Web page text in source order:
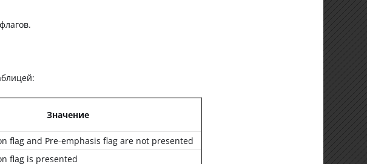
Значение
flag and Pre-emphasis flag are not presented
flag is presented